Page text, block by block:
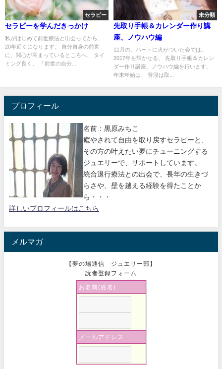
セラピー
セラピーを学んだきっかけ
私がはじめて前世療法と出会ってから、
20年近くになります。 自分自身の前世
に、関心が高まっているところへ、 タイ
ミング良く、 「前世の自分...
未分類
先取り手帳＆カレンダー作り講
座、ノウハウ編
11月の、ハートに火がついた会では、
2017年を輝かせる、 先取り手帳＆カレン
ダー作り講座、ノウハウ編を行います。
年末年始は、 普段は取...
プロフィール
名前：黒原みちこ
癒やされて自由を取り戻すセラピーと、
その方の叶えたい夢にチューニングする
ジュエリーで、サポートしています。
統合退行療法との出会で、長年の生きづ
らさや、壁を越える経験を得たことか
ら・・・
詳しいプロフィールはこちら
メルマガ
【夢の場通信 ジュエリー部】
読者登録フォーム
お名前(姓名)
メールアドレス